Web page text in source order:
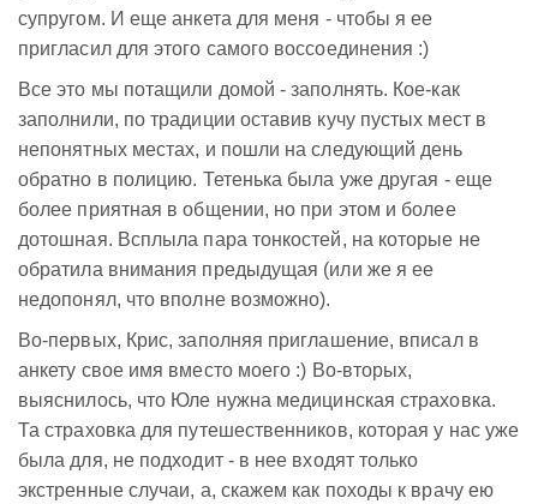
супругом. И еще анкета для меня - чтобы я ее
пригласил для этого самого воссоединения :)
Все это мы потащили домой - заполнять. Кое-как
заполнили, по традиции оставив кучу пустых мест в
непонятных местах, и пошли на следующий день
обратно в полицию. Тетенька была уже другая - еще
более приятная в общении, но при этом и более
дотошная. Всплыла пара тонкостей, на которые не
обратила внимания предыдущая (или же я ее
недопонял, что вполне возможно).
Во-первых, Крис, заполняя приглашение, вписал в
анкету свое имя вместо моего :) Во-вторых,
выяснилось, что Юле нужна медицинская страховка.
Та страховка для путешественников, которая у нас уже
была для, не подходит - в нее входят только
экстренные случаи, а, скажем как походы к врачу ею